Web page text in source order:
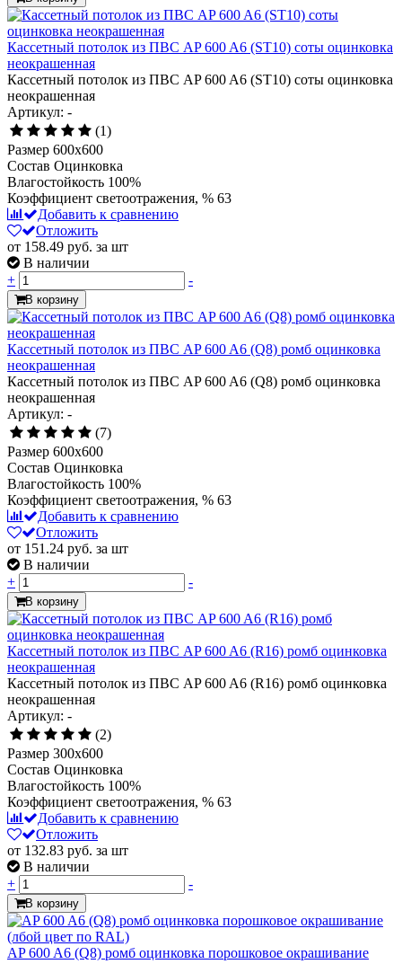
Кассетный потолок из ПВС AP 600 A6 (ST10) соты оцинковка
неокрашенная
Кассетный потолок из ПВС AP 600 A6 (ST10) соты оцинковка
неокрашенная
Артикул: -
(1)
Размер 600x600
Состав Оцинковка
Влагостойкость 100%
Коэффициент светоотражения, % 63
Добавить к сравнению
Отложить
от 158.49 руб. за шт
В наличии
+
-
В корзину
Кассетный потолок из ПВС AP 600 A6 (Q8) ромб оцинковка
неокрашенная
Кассетный потолок из ПВС AP 600 A6 (Q8) ромб оцинковка
неокрашенная
Артикул: -
(7)
Размер 600x600
Состав Оцинковка
Влагостойкость 100%
Коэффициент светоотражения, % 63
Добавить к сравнению
Отложить
от 151.24 руб. за шт
В наличии
+
-
В корзину
Кассетный потолок из ПВС AP 600 A6 (R16) ромб оцинковка
неокрашенная
Кассетный потолок из ПВС AP 600 A6 (R16) ромб оцинковка
неокрашенная
Артикул: -
(2)
Размер 300x600
Состав Оцинковка
Влагостойкость 100%
Коэффициент светоотражения, % 63
Добавить к сравнению
Отложить
от 132.83 руб. за шт
В наличии
+
-
В корзину
AP 600 A6 (Q8) ромб оцинковка порошковое окрашивание